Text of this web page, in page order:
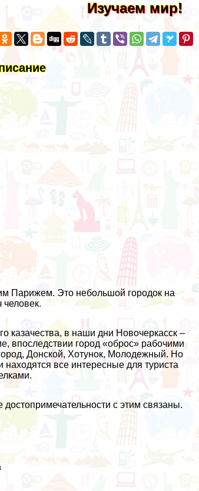
Изучаем мир!
Парижем. Это небольшой городок на
человек.
казачества, в наши дни Новочеркасск –
впоследствии город «оброс» рабочими
Донской, Хотунок, Молодежный. Но
все интересные для туриста
достопримечательности с этим связаны.